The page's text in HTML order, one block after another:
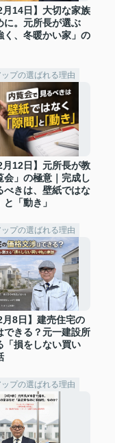
月14日】大切な家族
に。元所長が選ぶ
く、冬暖かい家」の
プの選ばれる理由
月12日】元所長が教
会」の極意｜完成し
べきは、壁紙ではな
と「動き」
プの選ばれる理由
月8日】建売住宅の
できる？元一建設所
「損をしない買い
プの選ばれる理由